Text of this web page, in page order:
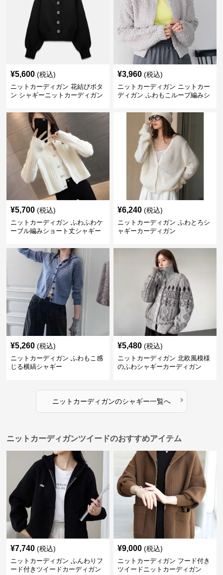
¥5,600 (税込)
ニットカーディガン 花結びボタ
ン シャギーニットカーディガン
¥3,960 (税込)
ニットカーディガン ニットカー
ディガン ふわもこループ編みシ
¥5,700 (税込)
ニットカーディガン ふわふわケ
ーブル編みショート丈シャギー
¥6,240 (税込)
ニットカーディガン ふわとろシ
ャギーカーディガン
¥5,260 (税込)
ニットカーディガン ふわもこ感
じる横縞シャギー
¥5,480 (税込)
ニットカーディガン 北欧風模様
のふわシャギーカーディガン
ニットカーディガンのシャギー一覧へ ›
ニットカーディガンツイードのおすすめアイテム
¥7,740 (税込)
ニットカーディガン ふんわりフ
ード付きツイードカーディガン
¥9,000 (税込)
ニットカーディガン フード付き
ツイードニットカーディガン